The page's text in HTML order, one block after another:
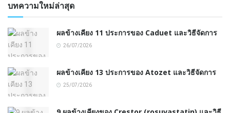
บทความใหม่ล่าสุด
ผลข้างเคียง 11 ประการของ Caduet และวิธีจัดการ
26/07/2026
ผลข้างเคียง 13 ประการของ Atozet และวิธีจัดการ
25/07/2026